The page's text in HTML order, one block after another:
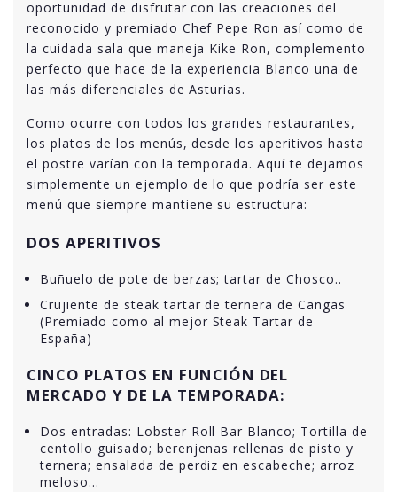
oportunidad de disfrutar con las creaciones del
reconocido y premiado Chef Pepe Ron así como de
la cuidada sala que maneja Kike Ron, complemento
perfecto que hace de la experiencia Blanco una de
las más diferenciales de Asturias.
Como ocurre con todos los grandes restaurantes,
los platos de los menús, desde los aperitivos hasta
el postre varían con la temporada. Aquí te dejamos
simplemente un ejemplo de lo que podría ser este
menú que siempre mantiene su estructura:
DOS APERITIVOS
Buñuelo de pote de berzas; tartar de Chosco..
Crujiente de steak tartar de ternera de Cangas
(Premiado como al mejor Steak Tartar de
España)
CINCO PLATOS EN FUNCIÓN DEL
MERCADO Y DE LA TEMPORADA:
Dos entradas: Lobster Roll Bar Blanco; Tortilla de
centollo guisado; berenjenas rellenas de pisto y
ternera; ensalada de perdiz en escabeche; arroz
meloso…